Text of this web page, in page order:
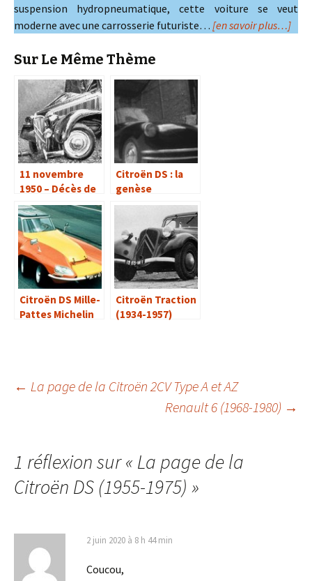
suspension hydropneumatique, cette voiture se veut
moderne avec une carrosserie futuriste… [en savoir plus…]
Sur Le Même Thème
11 novembre
1950 – Décès de
Pierre Jules
Boulanger
Citroën DS : la
genèse
Citroën DS Mille-
Pattes Michelin
Citroën Traction
(1934-1957)
Navigation
articles
← La page de la Citroën 2CV Type A et AZ
Renault 6 (1968-1980) →
1 réflexion sur « La page de la
Citroën DS (1955-1975) »
2 juin 2020 à 8 h 44 min
Coucou,